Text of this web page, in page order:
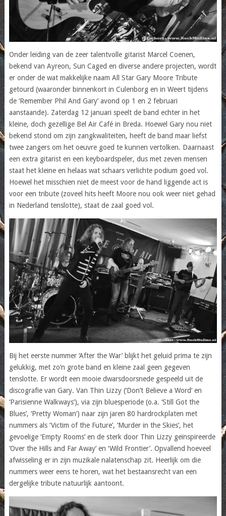
Onder leiding van de zeer talentvolle gitarist Marcel Coenen,
bekend van Ayreon, Sun Caged en diverse andere projecten, wordt
er onder de wat makkelijke naam All Star Gary Moore Tribute
getourd (waaronder binnenkort in Culenborg en in Weert tijdens
de ‘Remember Phil And Gary’ avond op 1 en 2 februari
aanstaande). Zaterdag 12 januari speelt de band echter in het
kleine, doch gezellige Bel Air Café in Breda. Hoewel Gary nou niet
bekend stond om zijn zangkwaliteiten, heeft de band maar liefst
twee zangers om het oeuvre goed te kunnen vertolken. Daarnaast
een extra gitarist en een keyboardspeler, dus met zeven mensen
staat het kleine en helaas wat schaars verlichte podium goed vol.
Hoewel het misschien niet de meest voor de hand liggende act is
voor een tribute (zoveel hits heeft Moore nou ook weer niet gehad
in Nederland tenslotte), staat de zaal goed vol.
Bij het eerste nummer ‘After the War’ blijkt het geluid prima te zijn
gelukkig, met zo’n grote band en kleine zaal geen gegeven
tenslotte. Er wordt een mooie dwarsdoorsnede gespeeld uit de
discografie van Gary. Van Thin Lizzy (‘Don’t Believe a Word’ en
‘Parisienne Walkways’), via zijn bluesperiode (o.a. ‘Still Got the
Blues’, ‘Pretty Woman’) naar zijn jaren 80 hardrockplaten met
nummers als ‘Victim of the Future’, ‘Murder in the Skies’, het
gevoelige ‘Empty Rooms’ en de sterk door Thin Lizzy geïnspireerde
‘Over the Hills and Far Away’ en ‘Wild Frontier’. Opvallend hoeveel
afwisseling er in zijn muzikale nalatenschap zit. Heerlijk om die
nummers weer eens te horen, wat het bestaansrecht van een
dergelijke tribute natuurlijk aantoont.